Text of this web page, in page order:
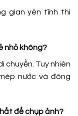
gian yên tĩnh thì
nhỏ không?
chuyển. Tuy nhiên
nước và đông
để chụp ảnh?